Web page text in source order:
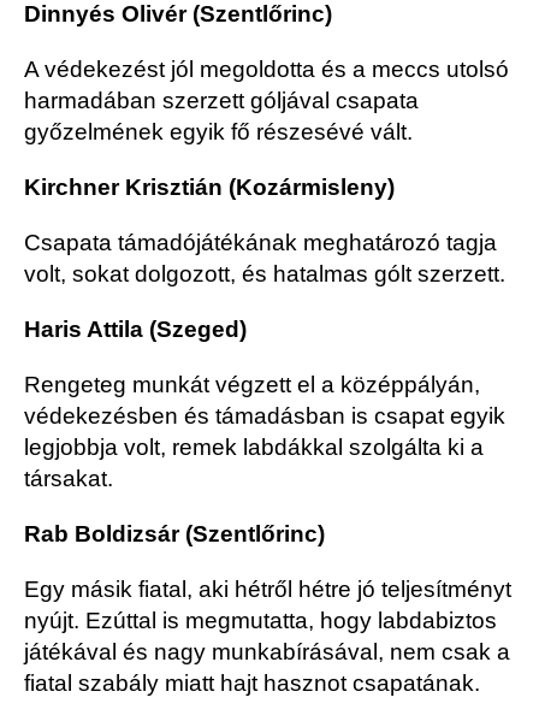
Dinnyés Olivér (Szentlőrinc)
A védekezést jól megoldotta és a meccs utolsó
harmadában szerzett góljával csapata
győzelmének egyik fő részesévé vált.
Kirchner Krisztián (Kozármisleny)
Csapata támadójátékának meghatározó tagja
volt, sokat dolgozott, és hatalmas gólt szerzett.
Haris Attila (Szeged)
Rengeteg munkát végzett el a középpályán,
védekezésben és támadásban is csapat egyik
legjobbja volt, remek labdákkal szolgálta ki a
társakat.
Rab Boldizsár (Szentlőrinc)
Egy másik fiatal, aki hétről hétre jó teljesítményt
nyújt. Ezúttal is megmutatta, hogy labdabiztos
játékával és nagy munkabírásával, nem csak a
fiatal szabály miatt hajt hasznot csapatának.